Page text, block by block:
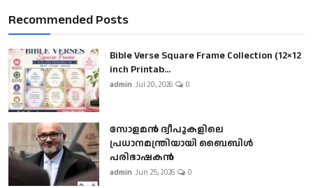
Recommended Posts
Bible Verse Square Frame Collection (12×12
inch Printab...
admin Jul 20, 2026 0
സോളമൻ ദ്വീപുകളിലെ
പ്രധാനമന്ത്രിയായി ബൈബിൾ
പരിഭാഷകൻ
admin Jun 25, 2026 0